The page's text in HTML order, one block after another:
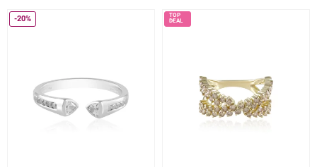
-20%